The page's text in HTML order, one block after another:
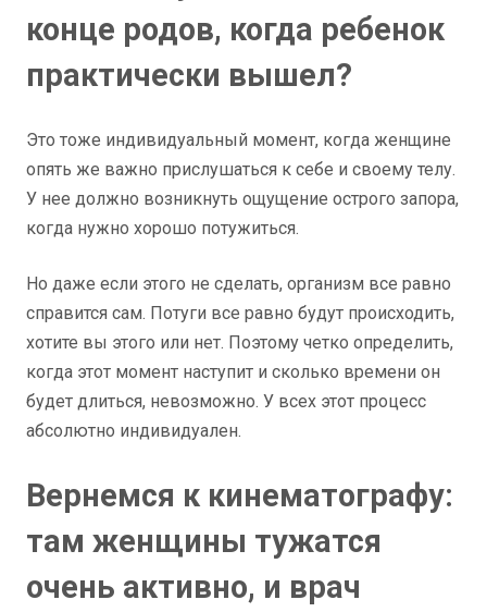
конце родов, когда ребенок
практически вышел?
Это тоже индивидуальный момент, когда женщине
опять же важно прислушаться к себе и своему телу.
У нее должно возникнуть ощущение острого запора,
когда нужно хорошо потужиться.
Но даже если этого не сделать, организм все равно
справится сам. Потуги все равно будут происходить,
хотите вы этого или нет. Поэтому четко определить,
когда этот момент наступит и сколько времени он
будет длиться, невозможно. У всех этот процесс
абсолютно индивидуален.
Вернемся к кинематографу:
там женщины тужатся
очень активно, и врач